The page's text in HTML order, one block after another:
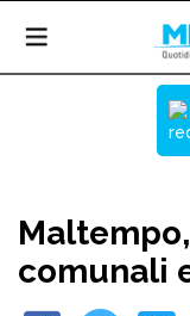
comunali